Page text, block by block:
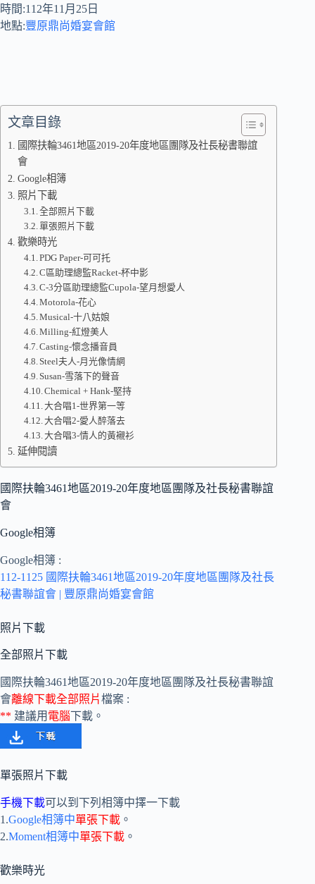
時間:112年11月25日
地點:豐原鼎尚婚宴會館
文章目錄
國際扶輪3461地區2019-20年度地區團隊及社長秘書聯誼
會
Google相簿
照片下載
全部照片下載
單張照片下載
歡樂時光
PDG Paper-可可托
C區助理總監Racket-杯中影
C-3分區助理總監Cupola-望月想愛人
Motorola-花心
Musical-十八姑娘
Milling-紅燈美人
Casting-懷念播音員
Steel夫人-月光像情網
Susan-雪落下的聲音
Chemical + Hank-堅持
大合唱1-世界第一等
大合唱2-愛人醉落去
大合唱3-情人的黃襯衫
延伸閱讀
國際扶輪3461地區2019-20年度地區團隊及社長秘書聯誼
會
Google相簿
Google相簿 :
112-1125 國際扶輪3461地區2019-20年度地區團隊及社長
秘書聯誼會 | 豐原鼎尚婚宴會館
照片下載
全部照片下載
國際扶輪3461地區2019-20年度地區團隊及社長秘書聯誼
會離線下載全部照片檔案 :
** 建議用 電腦下載。
單張照片下載
手機下載可以到下列相簿中擇一下載
1.Google相簿中單張下載 。
2.Moment相簿中單張下載 。
歡樂時光